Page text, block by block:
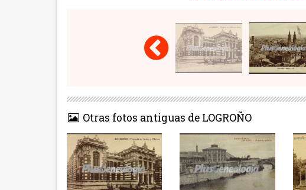
Otras fotos antiguas de LOGROÑO